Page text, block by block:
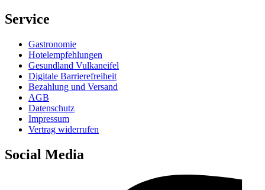
Service
Gastronomie
Hotelempfehlungen
Gesundland Vulkaneifel
Digitale Barrierefreiheit
Bezahlung und Versand
AGB
Datenschutz
Impressum
Vertrag widerrufen
Social Media